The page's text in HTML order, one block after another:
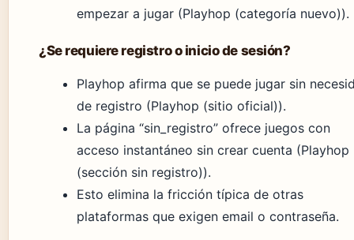
empezar a jugar (Playhop (categoría nuevo)).
¿Se requiere registro o inicio de sesión?
Playhop afirma que se puede jugar sin
de registro (Playhop (sitio oficial)).
La página “sin_registro” ofrece juegos con
acceso instantáneo sin crear cuenta (Playhop
(sección sin registro)).
Esto elimina la fricción típica de otras
plataformas que exigen email o contraseña.